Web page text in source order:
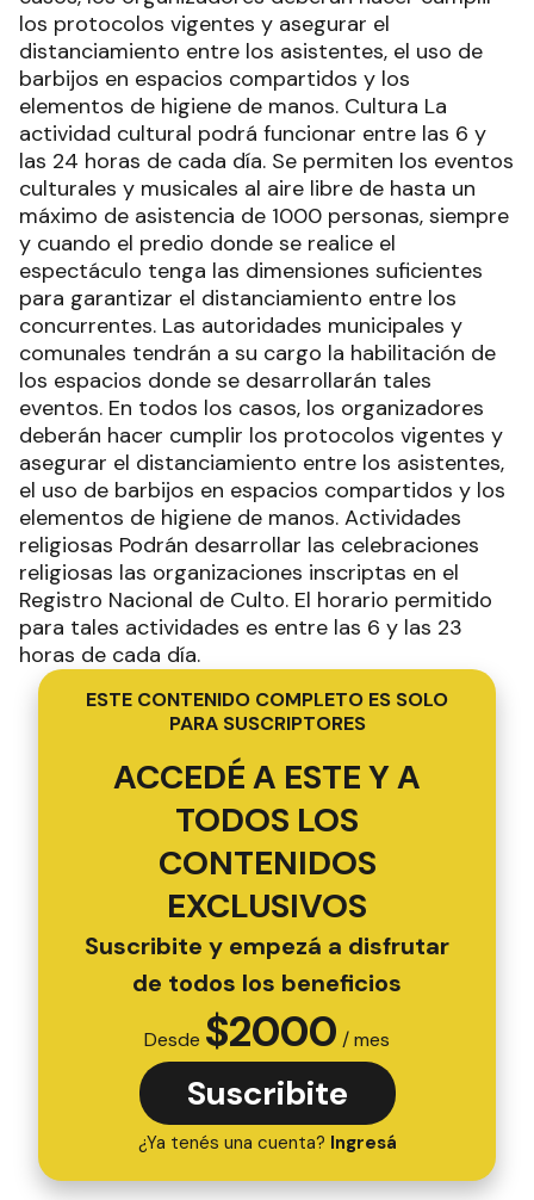
los protocolos vigentes y asegurar el
distanciamiento entre los asistentes, el uso de
barbijos en espacios compartidos y los
elementos de higiene de manos. Cultura La
actividad cultural podrá funcionar entre las 6 y
las 24 horas de cada día. Se permiten los eventos
culturales y musicales al aire libre de hasta un
máximo de asistencia de 1000 personas, siempre
y cuando el predio donde se realice el
espectáculo tenga las dimensiones suficientes
para garantizar el distanciamiento entre los
concurrentes. Las autoridades municipales y
comunales tendrán a su cargo la habilitación de
los espacios donde se desarrollarán tales
eventos. En todos los casos, los organizadores
deberán hacer cumplir los protocolos vigentes y
asegurar el distanciamiento entre los asistentes,
el uso de barbijos en espacios compartidos y los
elementos de higiene de manos. Actividades
religiosas Podrán desarrollar las celebraciones
religiosas las organizaciones inscriptas en el
Registro Nacional de Culto. El horario permitido
para tales actividades es entre las 6 y las 23
horas de cada día.
ESTE CONTENIDO COMPLETO ES SOLO
PARA SUSCRIPTORES
ACCEDÉ A ESTE Y A
TODOS LOS
CONTENIDOS
EXCLUSIVOS
Suscribite y empezá a disfrutar
de todos los beneficios
Desde $2000 / mes
Suscribite
¿Ya tenés una cuenta? Ingresá